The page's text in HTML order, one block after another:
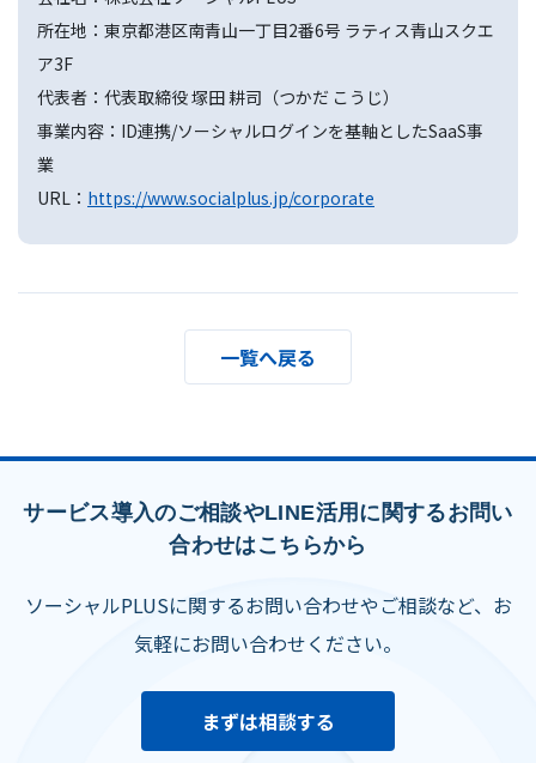
所在地：東京都港区南青山一丁目2番6号 ラティス青山スクエ
ア3F
代表者：代表取締役 塚田 耕司（つかだ こうじ）
事業内容：ID連携/ソーシャルログインを基軸としたSaaS事
業
URL： https://www.socialplus.jp/corporate
一覧へ戻る
サービス導入のご相談やLINE活用に関するお問い
合わせはこちらから
ソーシャルPLUSに関するお問い合わせやご相談など、お
気軽にお問い合わせください。
まずは相談する